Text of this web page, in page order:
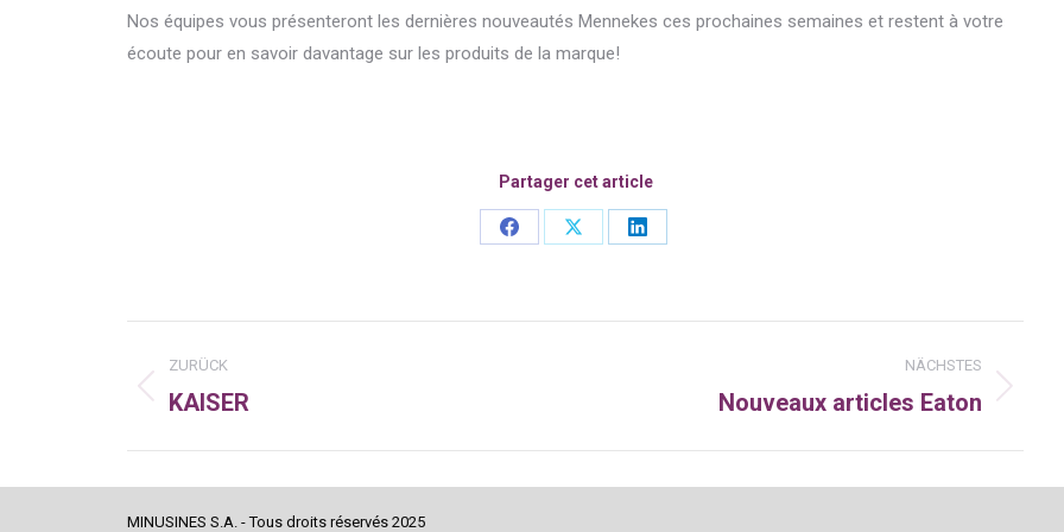
Nos équipes vous présenteront les dernières nouveautés Mennekes ces prochaines semaines et restent à votre
écoute pour en savoir davantage sur les produits de la marque!
Partager cet article
Share
Share
Share
Kommentarnavigation
ZURÜCK
Vorheriger
KAISER
NÄCHSTES
Nouveaux articles Eaton
MINUSINES S.A. - Tous droits réservés 2025